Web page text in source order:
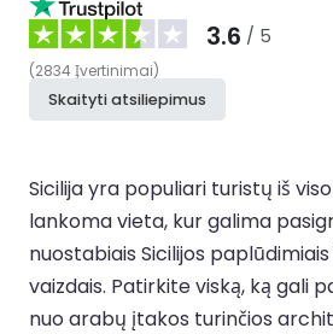
3.6 / 5
(2834 Įvertinimai)
Skaityti atsiliepimus
Sicilija yra populiari turistų iš
lankoma vieta, kur galima
nuostabiais Sicilijos
vaizdais. Patirkite viską, ką gali
nuo arabų įtakos turinčios